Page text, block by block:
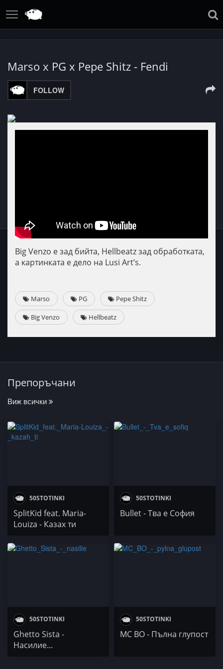
Marso x PG x Pepe Shitz - Fendi
FOLLOW
Big Venzo е зад бийта, Hellbeatz зад обработката,
а картинката е дело на Lusi Art’s.
Marso PG Pepe Shitz
Big Venzo Hellbeatz
Препоръчани
Виж всички
50STOTINKI
SplitKid feat. Maria-
Louiza - Казах ти
50STOTINKI
Bullet - Tва е София
50STOTINKI
Ghetto Sista -
Насилие...
50STOTINKI
MC BO - Пълна глупост